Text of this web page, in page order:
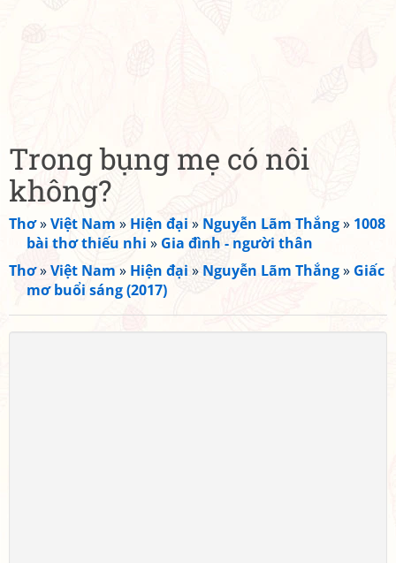
Trong bụng mẹ có nôi
không?
Thơ»Việt Nam » Hiện đại » Nguyễn Lãm Thắng» 1008
bài thơ thiếu nhi » Gia đình - người thân
Thơ»Việt Nam » Hiện đại » Nguyễn Lãm Thắng» Giấc
mơ buổi sáng (2017)